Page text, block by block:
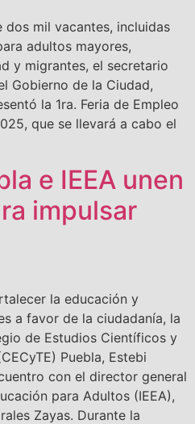
mil vacantes, incluidas
adultos mayores,
y migrantes, el secretario
Gobierno de la Ciudad,
la 1ra. Feria de Empleo
que se llevará a cabo el
e IEEA unen
impulsar
la educación y
a favor de la ciudadanía, la
de Estudios Científicos y
Puebla, Estebi
con el director general
para Adultos (IEEA),
Zayas. Durante la